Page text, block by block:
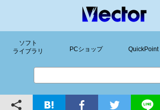
ソフト
ライブラリ
PCショップ QuickPoint